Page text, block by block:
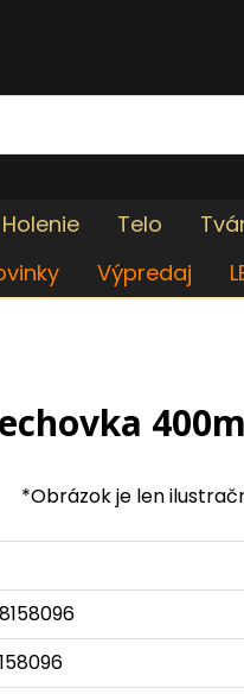
Holenie Telo
Výpredaj
*Obrázok je len